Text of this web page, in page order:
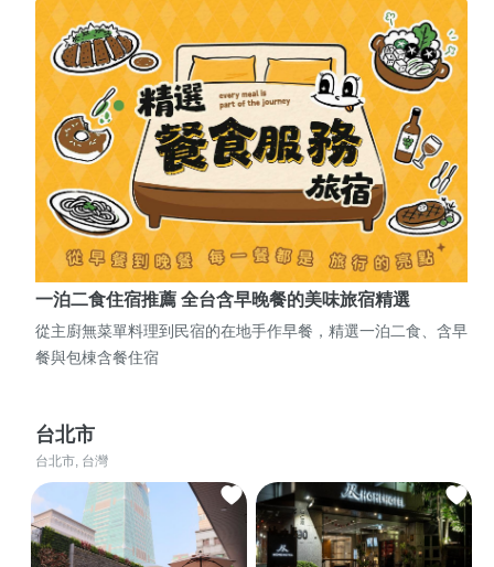
一泊二食住宿推薦 全台含早晚餐的美味旅宿精選
從主廚無菜單料理到民宿的在地手作早餐，精選一泊二食、含早
餐與包棟含餐住宿
台北市
台北市, 台灣